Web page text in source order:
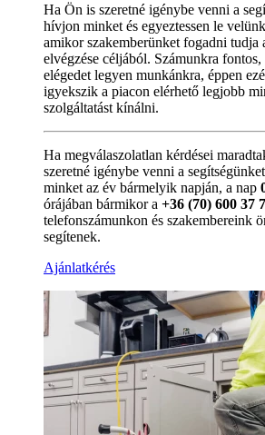
Ha Ön is szeretné igénybe venni a
hívjon minket és egyeztessen le
amikor szakemberünket fogadni tudja
elvégzése céljából. Számunkra
elégedet legyen munkánkra, éppen
igyekszik a piacon elérhető legjobb
szolgáltatást kínálni.
Ha megválaszolatlan kérdései
szeretné igénybe venni a
minket az év bármelyik napján, a nap
órájában bármikor a +36 (70) 600 37
telefonszámunkon és szakembereink
segítenek.
Ajánlatkérés